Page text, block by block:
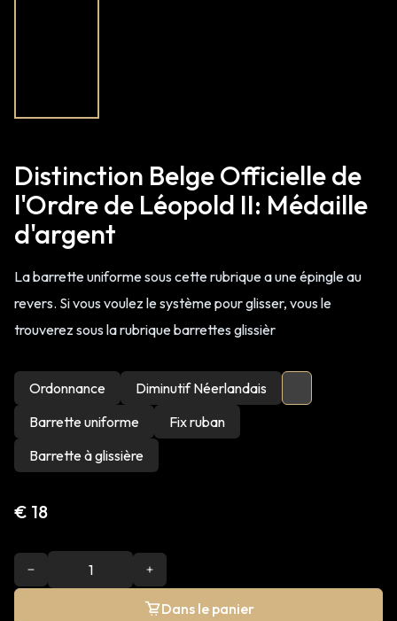
Distinction Belge Officielle de
l'Ordre de Léopold II: Médaille
d'argent
La barrette uniforme sous cette rubrique a une épingle au
revers. Si vous voulez le système pour glisser, vous le
trouverez sous la rubrique barrettes glissièr
Ordonnance
Diminutif Néerlandais
Barrette uniforme
Fix ruban
Barrette à glissière
€ 18
Dans le panier